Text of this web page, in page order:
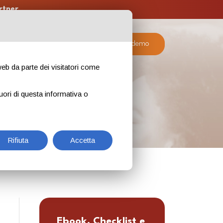
Piani Richiedi la demo
da parte dei visitatori come
di questa informativa o
Rifiuta Accetta